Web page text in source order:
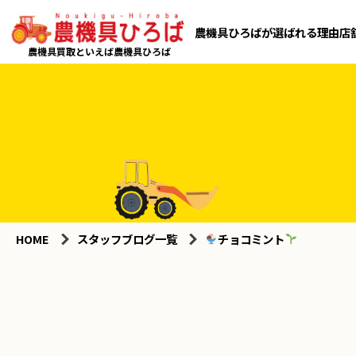
農機具買取といえば農機具ひろば
農機具ひろばが選ばれる理由店
HOME スタッフブログ一覧 チョコミント